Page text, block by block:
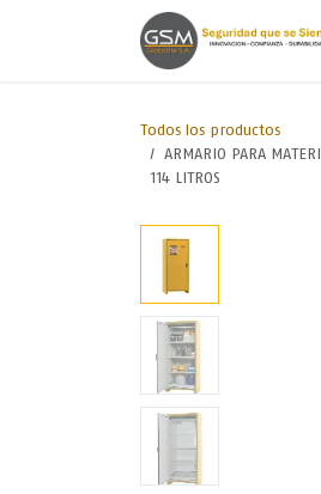
Ir al contenido
Todos los productos
ARMARIO PARA
114 LITROS